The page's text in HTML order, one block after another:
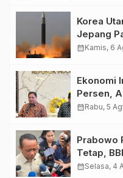
Korea
Jepang
calendar_monthKamis, 6
Ekonomi
Persen,
Lampaui
calendar_monthRabu, 5
Prabowo
Tetap,
Turun
calendar_monthSelasa, 4